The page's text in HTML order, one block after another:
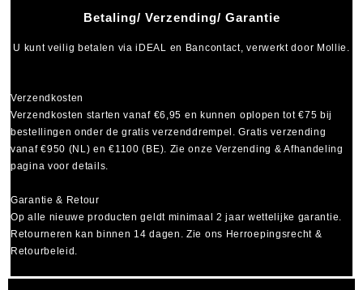
Betaling/ Verzending/ Garantie
U kunt veilig betalen viaiDEAL en Bancontact, verwerkt door Mollie.
Verzendkosten
Verzendkosten starten vanaf €6,95 en kunnen oplopen tot€75 bij
bestellingen onder de gratis verzenddrempel. Gratis verzending
vanaf €950 (NL) en €1100 (BE). Zie onze Verzending & Afhandeling
pagina voor details.
Garantie & Retour
Op alle nieuwe producten geldt minimaal2 jaar wettelijke garantie.
Retourneren kan binnen 14 dagen. Zie ons Herroepingsrecht &
Retourbeleid.